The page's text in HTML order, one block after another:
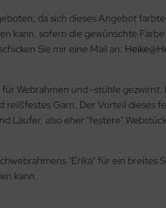
da sich dieses Angebot
kann, sofern die gewünschte
Sie mir eine Mail an:
Webrahmen und -stühle
Garn. Der Vorteil dieses
Läufer, also eher "festere"
"Erika" für ein breites
kann.